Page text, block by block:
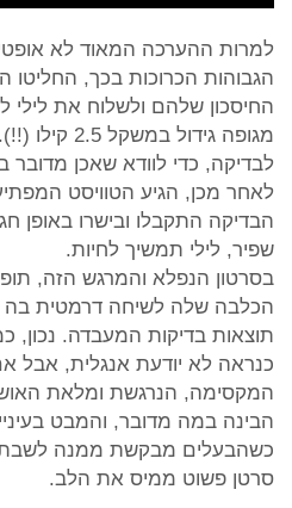
למרות ההערכה המאוד לא
הגבוהות הכרוכות בכך,
החיסכון שלהם ולשלוח את לילי
מגופה גידול
לבדיקה, כדי לוודא שאכן
לאחר מכן, הגיע הטוויסט
הבדיקה התקבלו ובישרו באופן
שפיר, לילי תמשיך לחיות.
בסרטון הנפלא והמרגש הזה,
הכלבה שלה לשיחה דרמטית
תוצאות בדיקות המעבדה. נכון,
כנראה לא יודעת אנגלית, אבל
המקסימה, הנרגשת ומלאת
הבינה במה מדובר, והמבט
כשהבעלים מבקשת ממנה לשבת
סרטן פשוט ממיס את הלב.